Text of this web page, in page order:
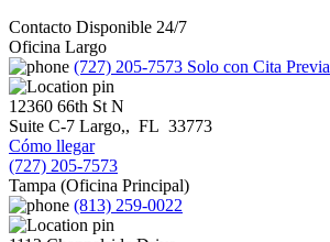
Contacto Disponible 24/7
Oficina Largo
(727) 205-7573 Solo con Cita Previa
12360 66th St N
Suite C-7 Largo,, FL 33773
Cómo llegar
(727) 205-7573
Tampa (Oficina Principal)
(813) 259-0022